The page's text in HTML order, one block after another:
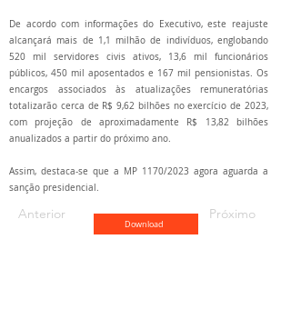
De acordo com informações do Executivo, este reajuste
alcançará mais de 1,1 milhão de indivíduos, englobando
520 mil servidores civis ativos, 13,6 mil funcionários
públicos, 450 mil aposentados e 167 mil pensionistas. Os
encargos associados às atualizações remuneratórias
totalizarão cerca de R$ 9,62 bilhões no exercício de 2023,
com projeção de aproximadamente R$ 13,82 bilhões
anualizados a partir do próximo ano.
Assim, destaca-se que a MP 1170/2023 agora aguarda a
sanção presidencial.
Anterior
Download
Próximo